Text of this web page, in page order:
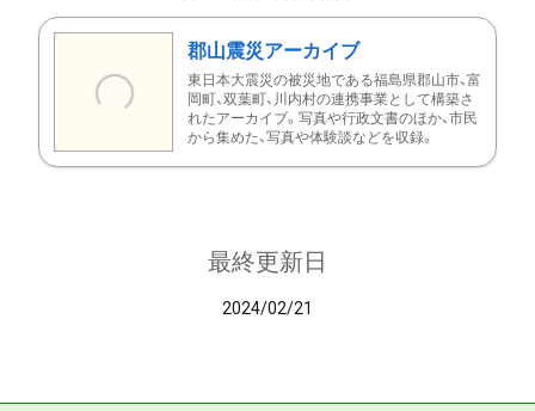
郡山震災アーカイブ
東日本大震災の被災地である福島県郡山市、富
岡町、双葉町、川内村の連携事業として構築さ
れたアーカイブ。写真や行政文書のほか、市民
から集めた、写真や体験談などを収録。
最終更新日
2024/02/21